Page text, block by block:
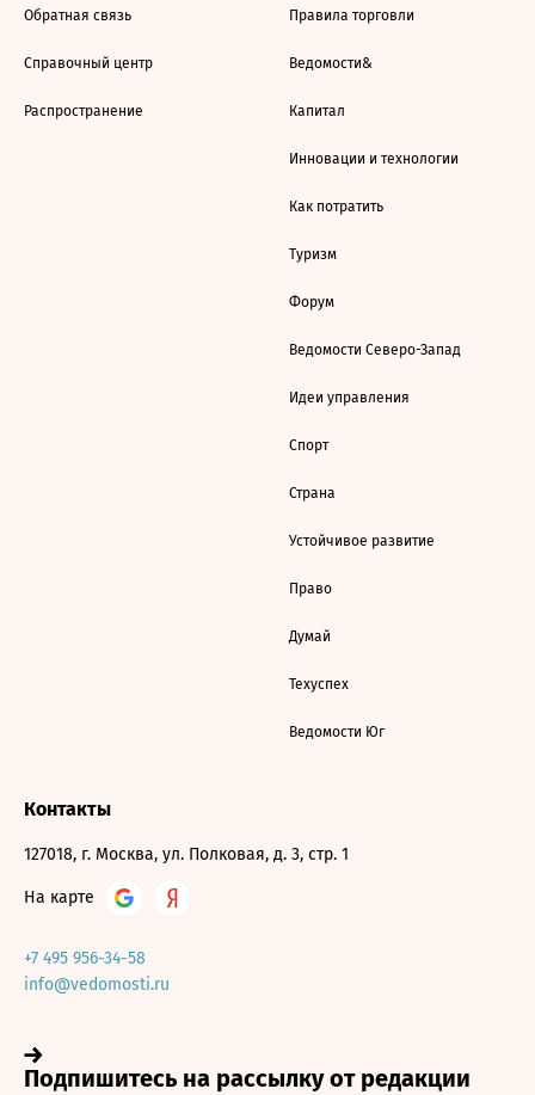
Обратная связь
Справочный центр
Распространение
Правила торговли
Ведомости&
Капитал
Инновации и технологии
Как потратить
Туризм
Форум
Ведомости Северо-Запад
Идеи управления
Спорт
Страна
Устойчивое развитие
Право
Думай
Техуспех
Ведомости Юг
Контакты
127018, г. Москва, ул. Полковая, д. 3, стр. 1
На карте
+7 495 956-34-58
info@vedomosti.ru